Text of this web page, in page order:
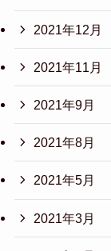
2021年12月
2021年11月
2021年9月
2021年8月
2021年5月
2021年3月